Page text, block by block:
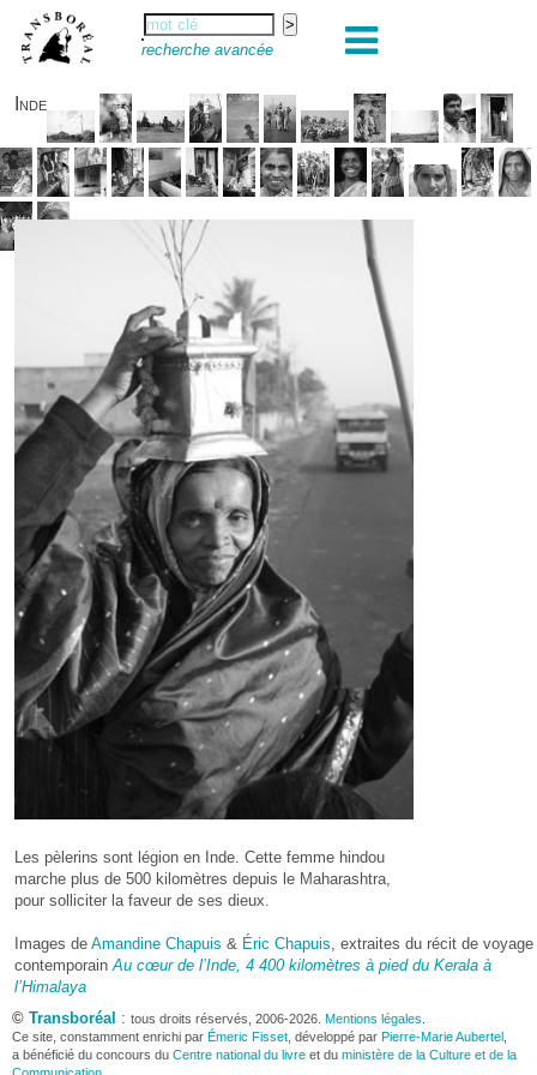
recherche avancée
Inde
Les pèlerins sont légion en Inde. Cette femme hindou
marche plus de 500 kilomètres depuis le Maharashtra,
pour solliciter la faveur de ses dieux.
Images de Amandine Chapuis & Éric Chapuis, extraites du récit de voyage
contemporainAu cœur de l’Inde, 4 400 kilomètres à pied du Kerala à
l’Himalaya
© Transboréal : tous droits réservés, 2006-2026. Mentions légales
Ce site, constamment enrichi par Émeric Fisset , développé par Pierre-Marie Aubertel
a bénéficié du concours du Centre national du livre et du ministère de la Culture et de la